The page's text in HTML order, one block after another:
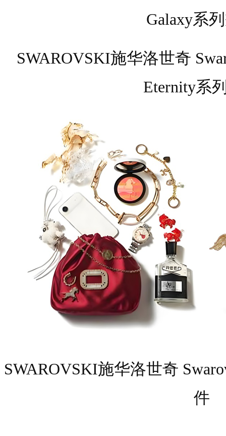
Galaxy系
SWAROVSKI施华洛世奇
Eternity系
SWAROVSKI施华洛世奇
件